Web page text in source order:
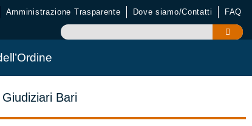
Amministrazione Trasparente Dove siamo/Contatti FAQ
Bari